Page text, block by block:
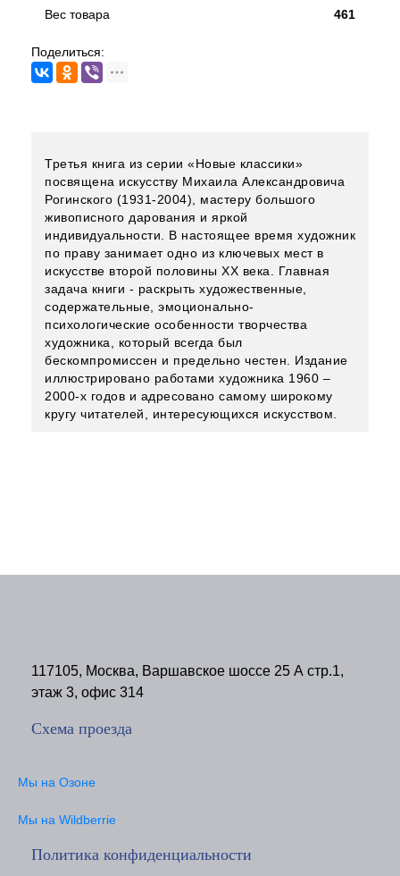
Вес товара 461
Поделиться:
Третья книга из серии «Новые классики»
посвящена искусству Михаила Александровича
Рогинского (1931-2004), мастеру большого
живописного дарования и яркой
индивидуальности. В настоящее время художник
по праву занимает одно из ключевых мест в
искусстве второй половины ХХ века. Главная
задача книги - раскрыть художественные,
содержательные, эмоционально-
психологические особенности творчества
художника, который всегда был
бескомпромиссен и предельно честен. Издание
иллюстрировано работами художника 1960 –
2000-х годов и адресовано самому широкому
кругу читателей, интересующихся искусством.
117105, Москва, Варшавское шоссе 25 А стр.1,
этаж 3, офис 314
Схема проезда
Мы на Озоне
Мы на Wildberrie
Политика конфиденциальности